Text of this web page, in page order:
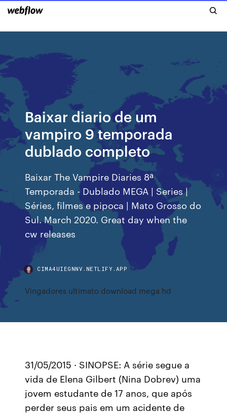
Baixar diario de um
vampiro 9 temporada
dublado completo
Baixar The Vampire Diaries 8ª
Temporada - Dublado MEGA | Series |
Séries, filmes e pipoca | Mato Grosso do
Sul. March 2020. Great day when the
cw releases
CIMA4UIEGNNV.NETLIFY.APP
Vingadores ultimato download mega hd
31/05/2015 · SINOPSE: A série segue a
vida de Elena Gilbert (Nina Dobrev) uma
jovem estudante de 17 anos, que após
perder seus pais em um acidente de